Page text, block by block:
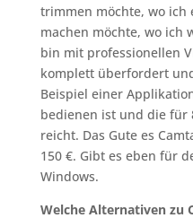
trimmen möchte, wo ich
machen möchte, wo ich
bin mit professionellen
komplett überfordert
Beispiel einer
bedienen ist und die für
reicht. Das Gute es
150 €. Gibt es eben für
Windows.
Welche Alternativen zu